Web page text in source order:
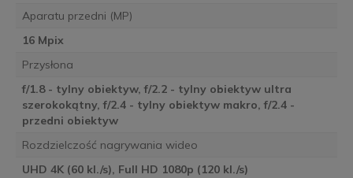
Aparatu przedni (MP)
16 Mpix
Przysłona
f/1.8 - tylny obiektyw, f/2.2 - tylny obiektyw ultra
szerokokątny, f/2.4 - tylny obiektyw makro, f/2.4 -
przedni obiektyw
Rozdzielczość nagrywania wideo
UHD 4K (60 kl./s), Full HD 1080p (120 kl./s)